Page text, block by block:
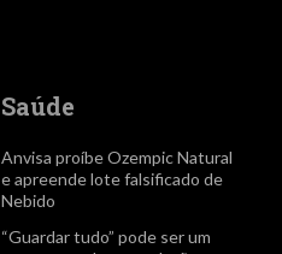
Saúde
Anvisa proíbe Ozempic Natural
e apreende lote falsificado de
Nebido
“Guardar tudo” pode ser um